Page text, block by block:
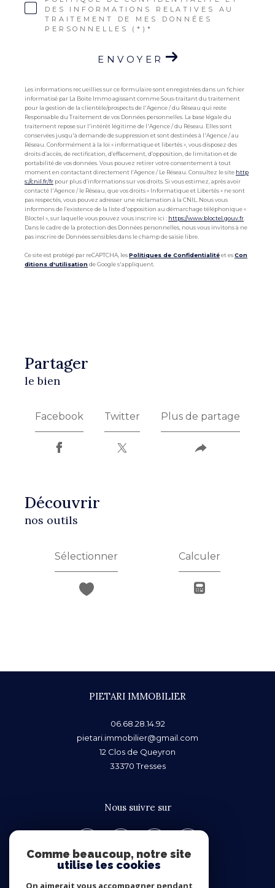
DES INFORMATIONS RELATIVES AU
TRAITEMENT DE MES DONNÉES
PERSONNELLES (*)*
ENVOYER
Les informations recueillies sur ce formulaire sont enregistrées dans un fichier
informatisé par La Boite Immo agissant comme Sous-traitant du traitement
pour la gestion de la clientèle/prospects de l'Agence / du Réseau qui reste
Responsable du Traitement de vos Données personnelles. La base légale du
traitement repose sur l'intérêt légitime de l'Agence / du Réseau. Elles sont
conservées jusqu'à demande de suppression et sont destinées à l'Agence / au
Réseau. Conformément à la loi « informatique et libertés », vous disposez des
droits d’accès, de rectification, d’effacement, d’opposition, de limitation et de
portabilité de vos données. Vous pouvez retirer votre consentement à tout
moment en contactant directement l’Agence / Le Réseau. Consultez le site http
s://cnil.fr/fr pour plus d’informations sur vos droits. Si vous estimez, après avoir
contacté l'Agence / le Réseau, que vos droits « Informatique et Libertés » ne sont
pas respectés, vous pouvez adresser une réclamation à la CNIL. Nous vous
informons de l’existence de la liste d'opposition au démarchage téléphonique «
Bloctel », sur laquelle vous pouvez vous inscrire ici : https://www.bloctel.gouv.fr
Dans le cadre de la protection des Données personnelles, nous vous invitons à ne
pas inscrire de Données sensibles dans le champ de saisie libre.
Ce site est protégé par reCAPTCHA, lesPolitiques de Confidentialitéet esCon
ditions d'utilisationde Google s'appliquent.
partager
le bien
Facebook Twitter Plus de partage
découvrir
nos outils
Sélectionner Calculer
PIETARI IMMOBILIER
06.68.28.14.92
pietari.immobilier@gmail.com
12 Clos de Queyron
33370 Tresses
nous suivre sur
Comme beaucoup, notre site
utilise les cookies
On aimerait vous accompagner pendant